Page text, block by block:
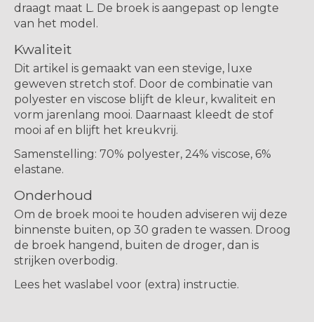
draagt maat L. De broek is aangepast op lengte
van het model.
Kwaliteit
Dit artikel is gemaakt van een stevige, luxe
geweven stretch stof. Door de combinatie van
polyester en viscose blijft de kleur, kwaliteit en
vorm jarenlang mooi. Daarnaast kleedt de stof
mooi af en blijft het kreukvrij.
Samenstelling: 70% polyester, 24% viscose, 6%
elastane.
Onderhoud
Om de broek mooi te houden adviseren wij deze
binnenste buiten, op 30 graden te wassen. Droog
de broek hangend, buiten de droger, dan is
strijken overbodig.
Lees het waslabel voor (extra) instructie.